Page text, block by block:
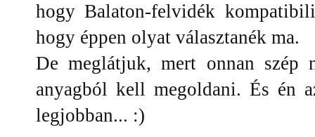
hogy Balaton-felvidék
hogy éppen olyat választanék ma.
De meglátjuk, mert onnan szép
anyagból kell megoldani. És én
legjobban... :)